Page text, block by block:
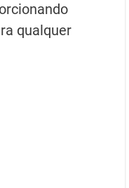
qualquer